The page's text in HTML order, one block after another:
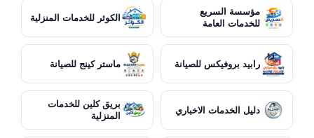
مؤسسة السريع
للخدمات العامة
الكوثر للخدمات المنزلية
رابيد بروفيكس للصيانة ماستر كينج للصيانة
دليل الخدمات الاخباري
بريق كلين للخدمات
المنزلية